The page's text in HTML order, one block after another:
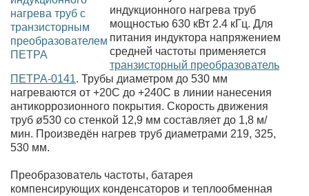
индукционного нагрева труб
мощностью 630 кВт 2.4 кГц. Для
питания индуктора напряжением
средней частоты применяется
транзисторный преобразователь
ПЕТРА-0141. Трубы диаметром до 530 мм
нагреваются от +20С до +240С в линии нанесения
антикоррозионного покрытия. Скорость движения
труб ø530 со стенкой 12,9 мм составляет до 1,8 м/
мин. Произведён нагрев труб диаметрами 219, 325,
530 мм.
Преобразователь частоты, батарея
компенсирующих конденсаторов и теплообменная